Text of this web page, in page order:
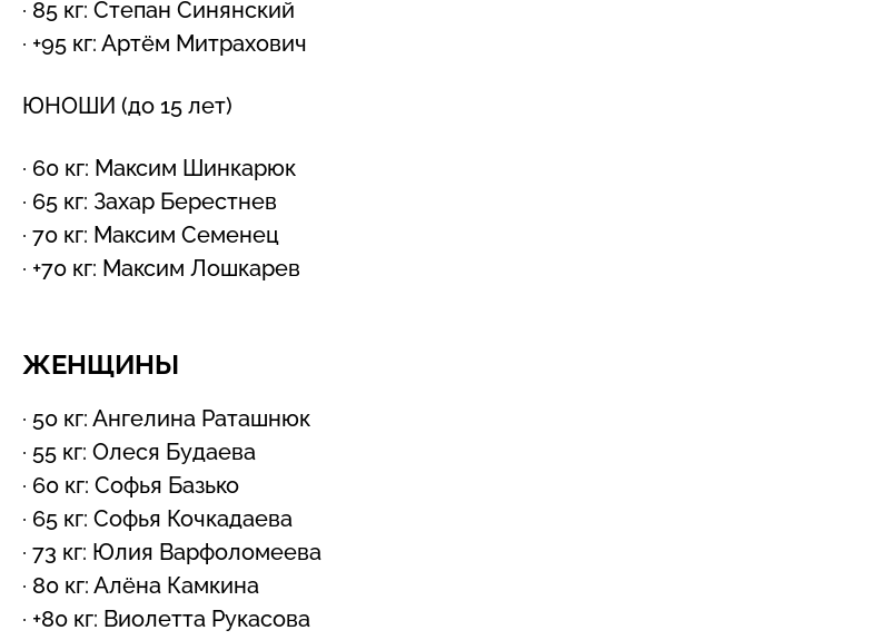
· 85 кг: Степан Синянский
· +95 кг: Артём Митрахович
ЮНОШИ (до 15 лет)
· 60 кг: Максим Шинкарюк
· 65 кг: Захар Берестнев
· 70 кг: Максим Семенец
· +70 кг: Максим Лошкарев
ЖЕНЩИНЫ
· 50 кг: Ангелина Раташнюк
· 55 кг: Олеся Будаева
· 60 кг: Софья Базько
· 65 кг: Софья Кочкадаева
· 73 кг: Юлия Варфоломеева
· 80 кг: Алёна Камкина
· +80 кг: Виолетта Рукасова